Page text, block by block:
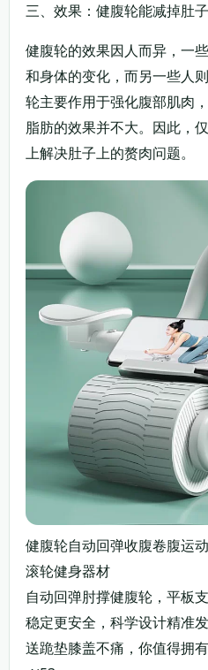
三、效果：健腹轮能减掉肚
健腹轮的效果因人而异，一
和身体的变化，而另一些人
轮主要作用于强化腹部肌肉
脂肪的效果并不大。因此，
上解决肚子上的赘肉问题。
健腹轮自动回弹收腹卷腹运
滚轮健身器材
自动回弹肘撑健腹轮，平板
稳定更安全，科学设计精准
送跪垫膝盖不痛，你值得拥有